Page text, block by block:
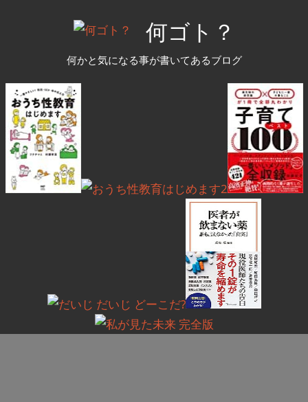
へ
ス
キ
プ
何ゴト？
何かと気になる事が書いてあるブログ